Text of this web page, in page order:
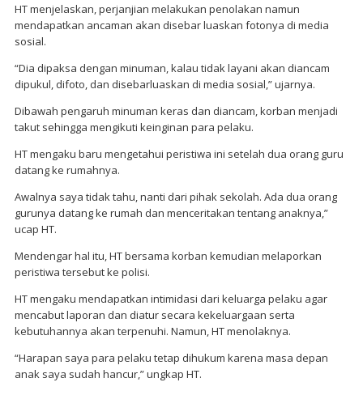
HT menjelaskan, perjanjian melakukan penolakan namun
mendapatkan ancaman akan disebar luaskan fotonya di media
sosial.
“Dia dipaksa dengan minuman, kalau tidak layani akan diancam
dipukul, difoto, dan disebarluaskan di media sosial,” ujarnya.
Dibawah pengaruh minuman keras dan diancam, korban menjadi
takut sehingga mengikuti keinginan para pelaku.
HT mengaku baru mengetahui peristiwa ini setelah dua orang guru
datang ke rumahnya.
Awalnya saya tidak tahu, nanti dari pihak sekolah. Ada dua orang
gurunya datang ke rumah dan menceritakan tentang anaknya,”
ucap HT.
Mendengar hal itu, HT bersama korban kemudian melaporkan
peristiwa tersebut ke polisi.
HT mengaku mendapatkan intimidasi dari keluarga pelaku agar
mencabut laporan dan diatur secara kekeluargaan serta
kebutuhannya akan terpenuhi. Namun, HT menolaknya.
“Harapan saya para pelaku tetap dihukum karena masa depan
anak saya sudah hancur,” ungkap HT.